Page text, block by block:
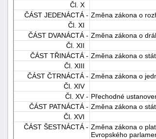
Čl. X
ČÁST JEDENÁCTÁ - Změna zákona o
Čl. XI
ČÁST DVANÁCTÁ - Změna zákona o
Čl. XII
ČÁST TŘINÁCTÁ - Změna zákona o
Čl. XIII
ČÁST ČTRNÁCTÁ - Změna zákona o
Čl. XIV
Čl. XV - Přechodné
ČÁST PATNÁCTÁ - Změna zákona o
Čl. XVI
ČÁST ŠESTNÁCTÁ - Změna zákona o
Evropského